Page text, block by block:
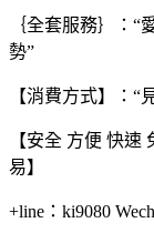
｛全套服務｝：“
勢”
【消費方式】：“
【安全 方便 快
易】
+line：ki9080